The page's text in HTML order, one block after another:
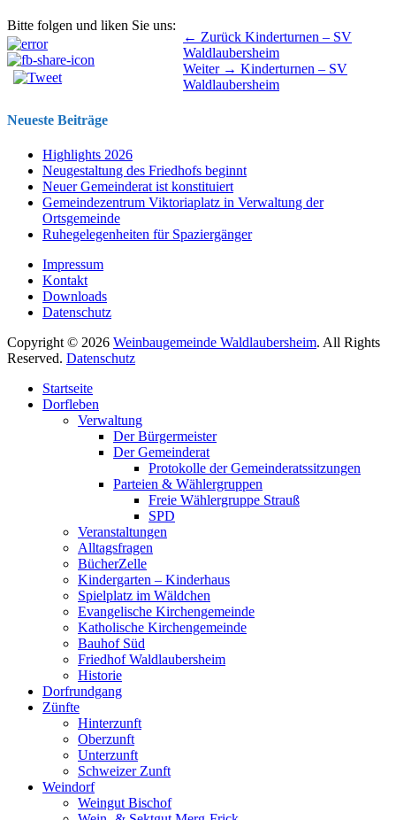
Bitte folgen und liken Sie uns:
Beitragsnavigation ← Zurück Vorhergehender
Beitrag:
Kinderturnen – SV
Waldlaubersheim
Weiter → Nächster
Beitrag:
Kinderturnen – SV
Waldlaubersheim
Neueste Beiträge
Highlights 2026
Neugestaltung des Friedhofs beginnt
Neuer Gemeinderat ist konstituiert
Gemeindezentrum Viktoriaplatz in Verwaltung der
Ortsgemeinde
Ruhegelegenheiten für Spaziergänger
Impressum
Kontakt
Downloads
Datenschutz
Copyright © 2026 Weinbaugemeinde Waldlaubersheim. All Rights
Reserved. Datenschutz
oben
scrollen
Startseite
Dorfleben
Verwaltung
Der Bürgermeister
Der Gemeinderat
Protokolle der Gemeinderatssitzungen
Parteien & Wählergruppen
Freie Wählergruppe Strauß
SPD
Veranstaltungen
Alltagsfragen
BücherZelle
Kindergarten – Kinderhaus
Spielplatz im Wäldchen
Evangelische Kirchengemeinde
Katholische Kirchengemeinde
Bauhof Süd
Friedhof Waldlaubersheim
Historie
Dorfrundgang
Zünfte
Hinterzunft
Oberzunft
Unterzunft
Schweizer Zunft
Weindorf
Weingut Bischof